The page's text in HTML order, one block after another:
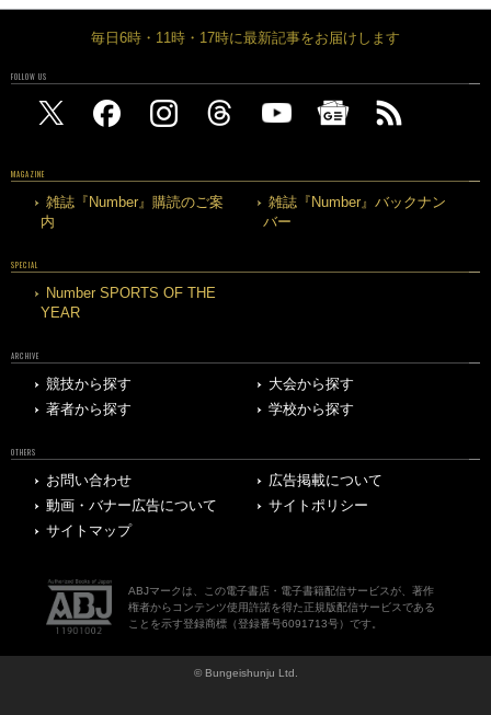
毎日6時・11時・17時に最新記事をお届けします
FOLLOW US
MAGAZINE
雑誌『Number』購読のご案
内
雑誌『Number』バックナン
バー
SPECIAL
Number SPORTS OF THE
YEAR
ARCHIVE
競技から探す
大会から探す
著者から探す
学校から探す
OTHERS
お問い合わせ
広告掲載について
動画・バナー広告について
サイトポリシー
サイトマップ
ABJマークは、この電子書店・電子書籍配信サービスが、著作
権者からコンテンツ使用許諾を得た正規版配信サービスである
ことを示す登録商標（登録番号6091713号）です。
© Bungeishunju Ltd.